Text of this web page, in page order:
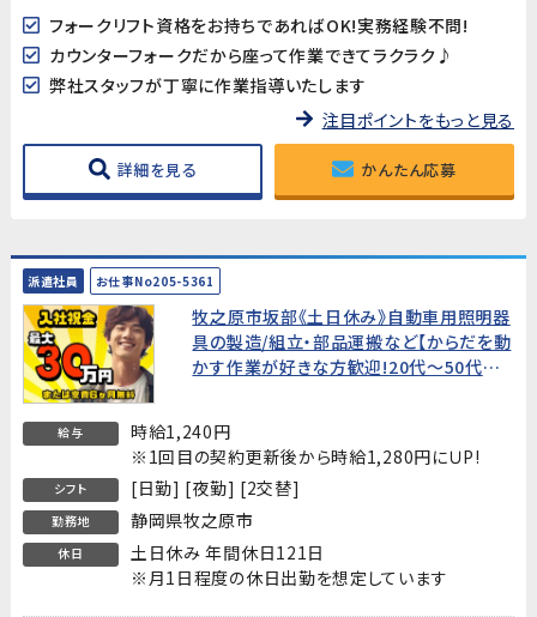
フォークリフト資格をお持ちであればOK!実務経験不問!
カウンターフォークだから座って作業できてラクラク♪
弊社スタッフが丁寧に作業指導いたします
注目ポイントをもっと見る
詳細を見る かんたん応募
派遣社員 お仕事No205-5361
牧之原市坂部《土日休み》自動車用照明器
具の製造/組立・部品運搬など【からだを動
かす作業が好きな方歓迎!20代～50代男
給与
時給1,240円
※1回目の契約更新後から時給1,280円にＵP!
シフト [日勤] [夜勤] [2交替]
勤務地 静岡県牧之原市
休日
土日休み 年間休日121日
※月1日程度の休日出勤を想定しています